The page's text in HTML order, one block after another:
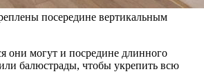
посередине вертикальным
они могут и посредине длинного
балюстрады, чтобы укрепить всю